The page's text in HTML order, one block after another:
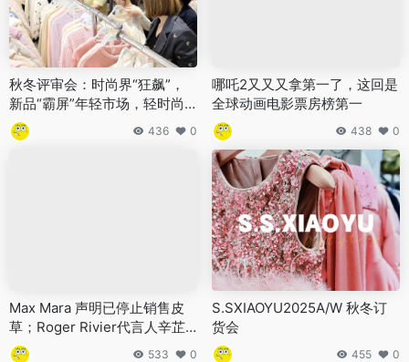
秋冬评审会：时尚界“狂飙”，
新品“霸屏”年轻市场，轻时尚
引领潮流新风暴
436 0
哪吒2又又又拿第一了，这回是
全球动画电影票房榜第一
438 0
Max Mara 声明已停止销售皮
草；Roger Rivier代言人辛芷
蕾演绎2024秋冬大片
533 0
S.SXIAOYU2025A/W 秋冬订
货会
455 0